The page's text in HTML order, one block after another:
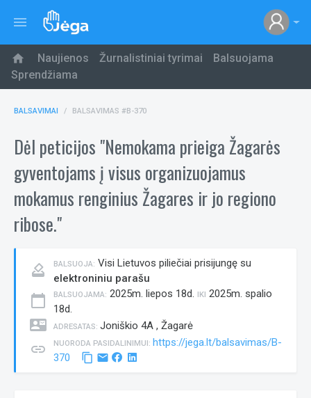
menu
home Naujienos Žurnalistiniai tyrimai
Balsuojama
Sprendžiama
BALSAVIMAI BALSAVIMAS #B-370
Dėl peticijos "Nemokama prieiga Žagarės
gyventojams į visus organizuojamus
mokamus renginius Žagares ir jo regiono
ribose."
how_to_vote BALSUOJA: Visi Lietuvos piliečiai prisijungę su
elektroniniu parašu
calendar_today BALSUOJAMA: 2025m. liepos 18d. IKI 2025m. spalio
18d.
contact_mail ADRESATAS: Joniškio 4A , Žagarė
link NUORODA PASIDALINIMUI: https://jega.lt/balsavimas/B-
370
content_copy email